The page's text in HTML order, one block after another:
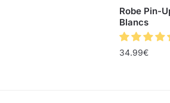
Robe Pin-
Blancs
34.99€